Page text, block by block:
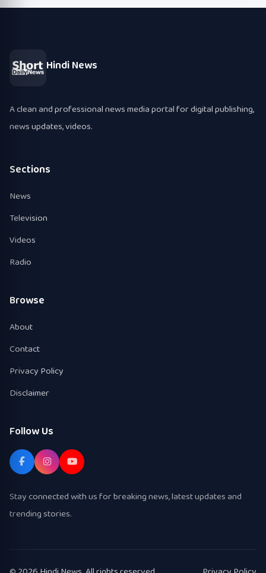
Hindi News
A clean and professional news media portal for digital publishing,
news updates, videos.
Sections
News
Television
Videos
Radio
Browse
About
Contact
Privacy Policy
Disclaimer
Follow Us
Stay connected with us for breaking news, latest updates and
trending stories.